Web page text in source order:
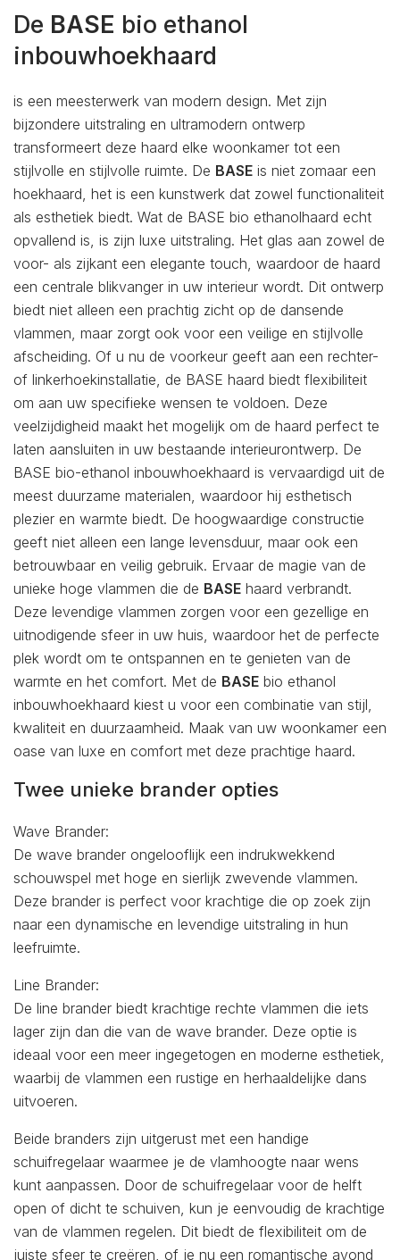
De BASE bio ethanol
inbouwhoekhaard
is een meesterwerk van modern design. Met zijn
bijzondere uitstraling en ultramodern ontwerp
transformeert deze haard elke woonkamer tot een
stijlvolle en stijlvolle ruimte. De BASE is niet zomaar een
hoekhaard, het is een kunstwerk dat zowel functionaliteit
als esthetiek biedt. Wat de BASE bio ethanolhaard echt
opvallend is, is zijn luxe uitstraling. Het glas aan zowel de
voor- als zijkant een elegante touch, waardoor de haard
een centrale blikvanger in uw interieur wordt. Dit ontwerp
biedt niet alleen een prachtig zicht op de dansende
vlammen, maar zorgt ook voor een veilige en stijlvolle
afscheiding. Of u nu de voorkeur geeft aan een rechter-
of linkerhoekinstallatie, de BASE haard biedt flexibiliteit
om aan uw specifieke wensen te voldoen. Deze
veelzijdigheid maakt het mogelijk om de haard perfect te
laten aansluiten in uw bestaande interieurontwerp. De
BASE bio-ethanol inbouwhoekhaard is vervaardigd uit de
meest duurzame materialen, waardoor hij esthetisch
plezier en warmte biedt. De hoogwaardige constructie
geeft niet alleen een lange levensduur, maar ook een
betrouwbaar en veilig gebruik. Ervaar de magie van de
unieke hoge vlammen die de BASE haard verbrandt.
Deze levendige vlammen zorgen voor een gezellige en
uitnodigende sfeer in uw huis, waardoor het de perfecte
plek wordt om te ontspannen en te genieten van de
warmte en het comfort. Met de BASE bio ethanol
inbouwhoekhaard kiest u voor een combinatie van stijl,
kwaliteit en duurzaamheid. Maak van uw woonkamer een
oase van luxe en comfort met deze prachtige haard.
Twee unieke brander opties
Wave Brander:
De wave brander ongelooflijk een indrukwekkend
schouwspel met hoge en sierlijk zwevende vlammen.
Deze brander is perfect voor krachtige die op zoek zijn
naar een dynamische en levendige uitstraling in hun
leefruimte.
Line Brander:
De line brander biedt krachtige rechte vlammen die iets
lager zijn dan die van de wave brander. Deze optie is
ideaal voor een meer ingegetogen en moderne esthetiek,
waarbij de vlammen een rustige en herhaaldelijke dans
uitvoeren.
Beide branders zijn uitgerust met een handige
schuifregelaar waarmee je de vlamhoogte naar wens
kunt aanpassen. Door de schuifregelaar voor de helft
open of dicht te schuiven, kun je eenvoudig de krachtige
van de vlammen regelen. Dit biedt de flexibiliteit om de
juiste sfeer te creëren, of je nu een romantische avond